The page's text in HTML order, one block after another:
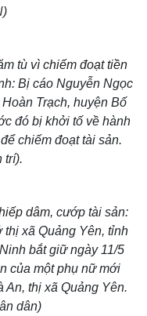
tù vì chiếm đoạt tiền
Bị cáo Nguyễn Ngọc
Trạch, huyện Bố
đó bị khởi tố về hành
chiếm đoạt tài sản.
trí).
dâm, cướp tài sản:
xã Quảng Yên, tỉnh
bắt giữ ngày 11/5
của một phụ nữ mới
thị xã Quảng Yên.
dân)